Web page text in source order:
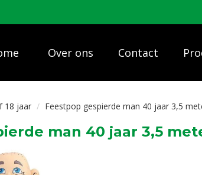
Over ons Contact
18 jaar Feestpop gespierde man 40 jaar 3,5
man 40 jaar 3,5